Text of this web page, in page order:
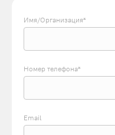
Имя/Организация*
Номер телефона*
Email